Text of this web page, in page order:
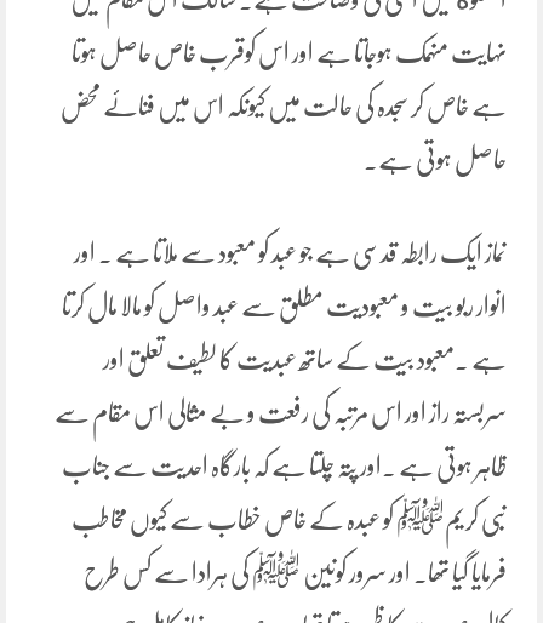
نہایت منہمک ہوجاتا ہے اور اس کوقرب خاص حاصل ہوتا
ہے خاص کر سجدہ کی حالت میں کیونکہ اس میں فنائے محض
حاصل ہوتی ہے۔
نماز ایک رابطہ قدسی ہے جو عبد کو معبود سے ملاتا ہے ۔ اور
انوار ربو بیت و معبودیت مطلق سے عبد واصل کو مالا مال کرتا
ہے ۔معبود بیت کے ساتھ عبدیت کا لطیف تعلق اور
سربستہ راز اور اس مرتبہ کی رفعت و بے مثالی اس مقام سے
ظاہر ہوتی ہے ۔اور پتہ چلتا ہے کہ بارگاہ احدیت سے جناب
نبی کریمﷺ کو عبدہ کے خاص خطاب سے کیوں مخاطب
فرمایا گیا تھا۔ اور سرور کونین ﷺ کی ہرادا سے کس طرح